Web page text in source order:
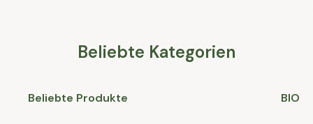
Beliebte Kategorien
Beliebte Produkte BIO